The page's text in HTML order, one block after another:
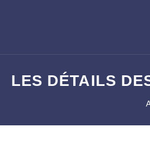
LES DÉTAILS